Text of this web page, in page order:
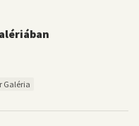
Galéria